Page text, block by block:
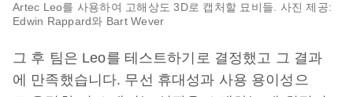
Artec Leo를 사용하여 고해상도 3D로 캡처할 묘비들. 사진 제공:
Edwin Rappard와 Bart Wever
그 후 팀은 Leo를 테스트하기로 결정했고 그 결과
에 만족했습니다. 무선 휴대성과 사용 용이성으